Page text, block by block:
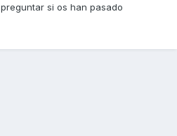
si os han pasado